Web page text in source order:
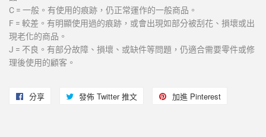
C = 一般。有使用的痕跡，仍正常運作的一般商品。
F = 較差。有明顯使用過的痕跡，或會出現如部分被刮花、損壞或出
現老化的商品。
J = 不良。有部分故障、損壞、或缺件等問題，仍適合需要零件或修
理後使用的顧客。
分享 發佈 Twitter 推文 加進 Pinterest